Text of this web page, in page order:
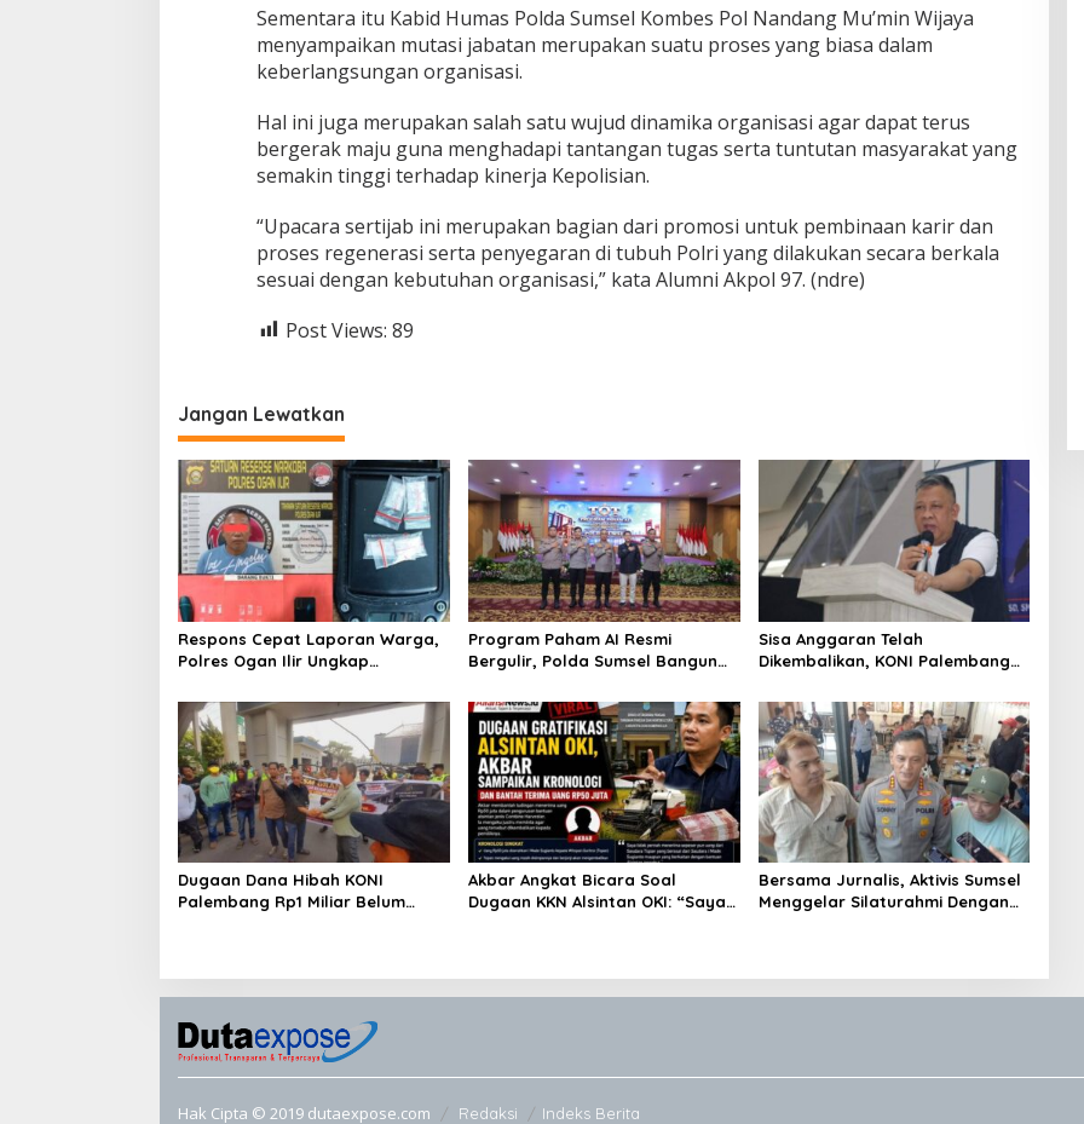
Sementara itu Kabid Humas Polda Sumsel Kombes Pol Nandang Mu’min Wijaya
menyampaikan mutasi jabatan merupakan suatu proses yang biasa dalam
keberlangsungan organisasi.
Hal ini juga merupakan salah satu wujud dinamika organisasi agar dapat terus
bergerak maju guna menghadapi tantangan tugas serta tuntutan masyarakat yang
semakin tinggi terhadap kinerja Kepolisian.
“Upacara sertijab ini merupakan bagian dari promosi untuk pembinaan karir dan
proses regenerasi serta penyegaran di tubuh Polri yang dilakukan secara berkala
sesuai dengan kebutuhan organisasi,” kata Alumni Akpol 97. (ndre)
Post Views: 89
Jangan Lewatkan
Respons Cepat Laporan Warga,
Polres Ogan Ilir Ungkap
Selatan
Program Paham AI Resmi
Bergulir, Polda Sumsel Bangun
Sisa Anggaran Telah
Dikembalikan, KONI Palembang
Dugaan Dana Hibah KONI
Palembang Rp1 Miliar Belum
Akbar Angkat Bicara Soal
Dugaan KKN Alsintan OKI: “Saya
Bersama Jurnalis, Aktivis Sumsel
Menggelar Silaturahmi Dengan
Hak Cipta © 2019 dutaexpose.com Redaksi Indeks Berita